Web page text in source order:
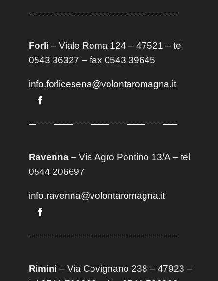
Forlì – Viale Roma 124 – 47521 – tel
0543 36327 – fax 0543 39645
info.forlicesena@volontaromagna.it
Ravenna– Via Agro Pontino 13/A– tel
0544 206697
info.ravenna@volontaromagna.it
Rimini – Via Covignano 238 – 47923 –